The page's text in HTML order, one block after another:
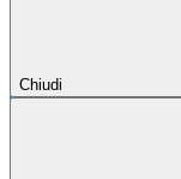
Chiudi